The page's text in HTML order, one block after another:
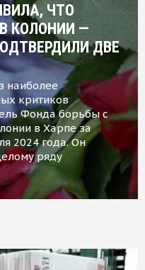
ЧТО
КОЛОНИИ —
ДВЕ
наиболее
критиков
Фонда борьбы с
в Харпе за
2024 года. Он
ряду